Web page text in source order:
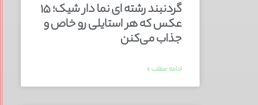
گردنبند رشته ای نما دار شیک؛ ۱۵
عکس که هر استایلی رو خاص و
جذاب می‌کنن
ادامه مطلب »